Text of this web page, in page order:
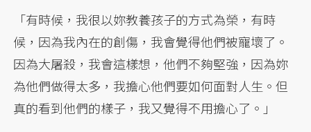
「有時候，我很以妳教養孩子的方式為榮，有時
候，因為我內在的創傷，我會覺得他們被寵壞了。
因為大屠殺，我會這樣想，他們不夠堅強，因為妳
為他們做得太多，我擔心他們要如何面對人生。但
真的看到他們的樣子，我又覺得不用擔心了。」